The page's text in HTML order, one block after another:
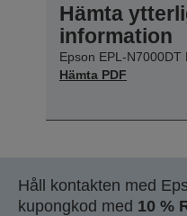
Hämta
information
Epson EPL-
Hämta PDF
Håll kontakten med
kupongkod med 10 %